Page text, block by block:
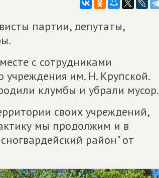
партии, депутаты,
с сотрудниками
учреждения им. Н. Крупской.
клумбы и убрали мусор.
своих учреждений,
мы продолжим и в
район" от